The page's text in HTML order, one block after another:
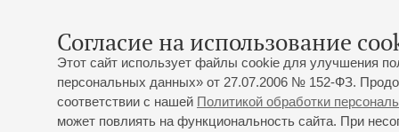
Согласие на использование
Этот сайт использует файлы cookie для улучшения
персональных данных» от 27.07.2006 № 152-ФЗ.
соответствии с нашей Политикой обработки
может повлиять на функциональность сайта. При